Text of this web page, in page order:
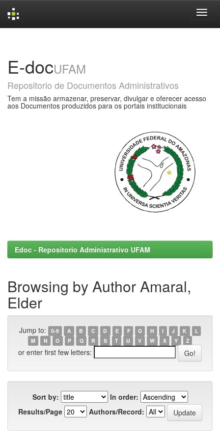
E-docUFAM
Repositorio de Documentos Administrativos
Tem a missão armazenar, preservar, divulgar e oferecer acesso
aos Documentos produzidos para os portais institucionais
Edoc - Repositorio Administrativo UFAM
Browsing by Author Amaral,
Elder
Jump to: 0-9 A B C D E F G H I J K
L
M
N O P Q R S T U V W X Y Z
or enter first few letters:
Sort by:
In order:
Results/Page
Authors/Record: